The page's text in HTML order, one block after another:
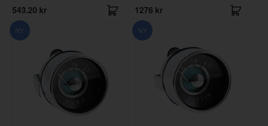
543.20 kr 1276 kr